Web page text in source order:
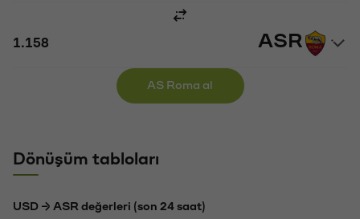
ASR
AS Roma al
Dönüşüm tabloları
USD → ASR değerleri (son 24 saat)